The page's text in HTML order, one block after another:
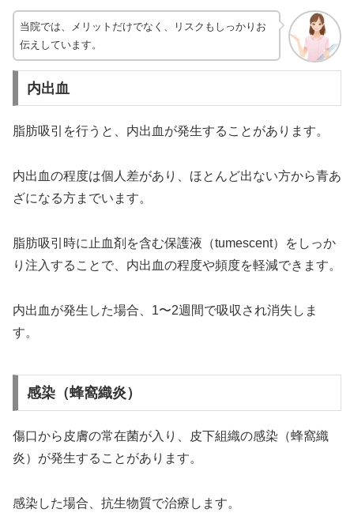
当院では、メリットだけでなく、リスクもしっかりお
伝えしています。
内出血
脂肪吸引を行うと、内出血が発生することがあります。
内出血の程度は個人差があり、ほとんど出ない方から青あ
ざになる方までいます。
脂肪吸引時に止血剤を含む保護液（tumescent）をしっか
り注入することで、内出血の程度や頻度を軽減できます。
内出血が発生した場合、1〜2週間で吸収され消失しま
す。
感染（蜂窩織炎）
傷口から皮膚の常在菌が入り、皮下組織の感染（蜂窩織
炎）が発生することがあります。
感染した場合、抗生物質で治療します。